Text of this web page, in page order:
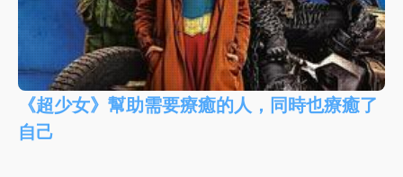
《超少女》幫助需要療癒的人，同時也療癒了
自己